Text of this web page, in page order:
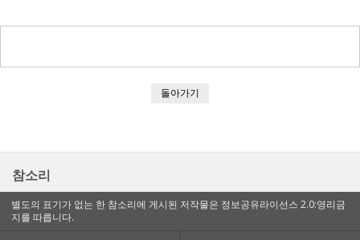
돌아가기
참소리
별도의 표기가 없는 한 참소리에 게시된 저작물은 정보공유라이선스 2.0:영리금
지를 따릅니다.